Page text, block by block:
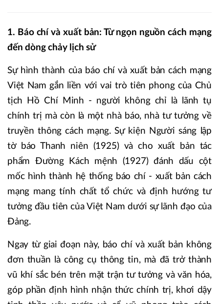
1. Báo chí và xuất bản: Từ ngọn nguồn cách mạng
đến dòng chảy lịch sử
Sự hình thành của báo chí và xuất bản cách mạng
Việt Nam gắn liền với vai trò tiên phong của Chủ
tịch Hồ Chí Minh - người không chỉ là lãnh tụ
chính trị mà còn là một nhà báo, nhà tư tưởng về
truyền thông cách mạng. Sự kiện Người sáng lập
tờ báo Thanh niên (1925) và cho xuất bản tác
phẩm Đường Kách mệnh (1927) đánh dấu cột
mốc hình thành hệ thống báo chí - xuất bản cách
mạng mang tính chất tổ chức và định hướng tư
tưởng đầu tiên của Việt Nam dưới sự lãnh đạo của
Đảng.
Ngay từ giai đoạn này, báo chí và xuất bản không
đơn thuần là công cụ thông tin, mà đã trở thành
vũ khí sắc bén trên mặt trận tư tưởng và văn hóa,
góp phần định hình nhận thức chính trị, khơi dậy